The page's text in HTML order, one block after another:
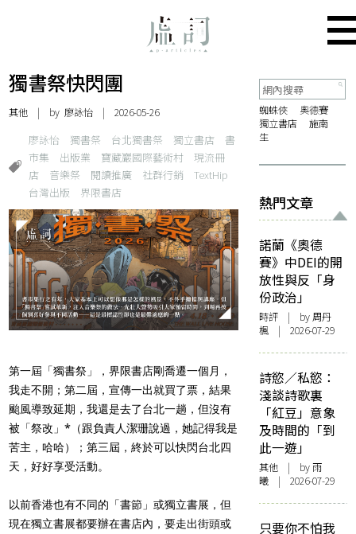
獨書祭快閃團
其他 | by 廖詠怡 | 2026-05-26
廖詠怡 獨書祭 台北獨書祭 獨立書店
書
市集
出版業 寶藏巖國際藝術村
現流冊
店
音樂祭 閱讀推廣 社群行銷
TextHip
台灣出版
界限書店
第一屆「獨書祭」，界限書店剛喬遷一個月，
我走不開；第二屆，宣傳一出就買了票，結果
颱風導致延期，我還是去了台北一趟，但沒有
被「祭改」*（跟負責人潔珊說過，她記得我是
苦主，哈哈）；第三屆，終於可以快閃台北四
天，好好享受活動。
以前香港也有不同的「書節」或獨立書展，但
現在獨立書展都要辦在書店內，要走出街頭或
蜘蛛俠
奧德賽
獨立書店
施南
生
熱門文章
諾蘭《奧德
賽》中DEI的開
放性與反「身
份政治」
時評 | by周丹
楓 | 2026-07-29
詩慾／私慾：
淺談詩歌裏
「紅豆」意象
及時間的「到
此一遊」
其他 | by 雨
曦 | 2026-07-29
只要你不怕我